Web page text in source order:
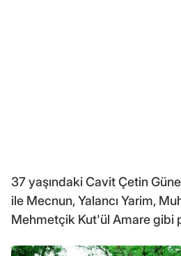
37 yaşındaki Cavit Çetin
ile Mecnun, Yalancı Yarim,
Mehmetçik Kut'ül Amare gibi